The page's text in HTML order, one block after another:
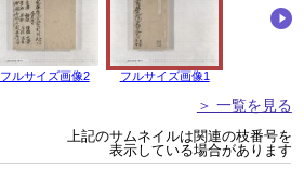
フルサイズ画像2 フルサイズ画像1
＞ 一覧を見る
上記のサムネイルは関連の枝番号を
表示している場合があります